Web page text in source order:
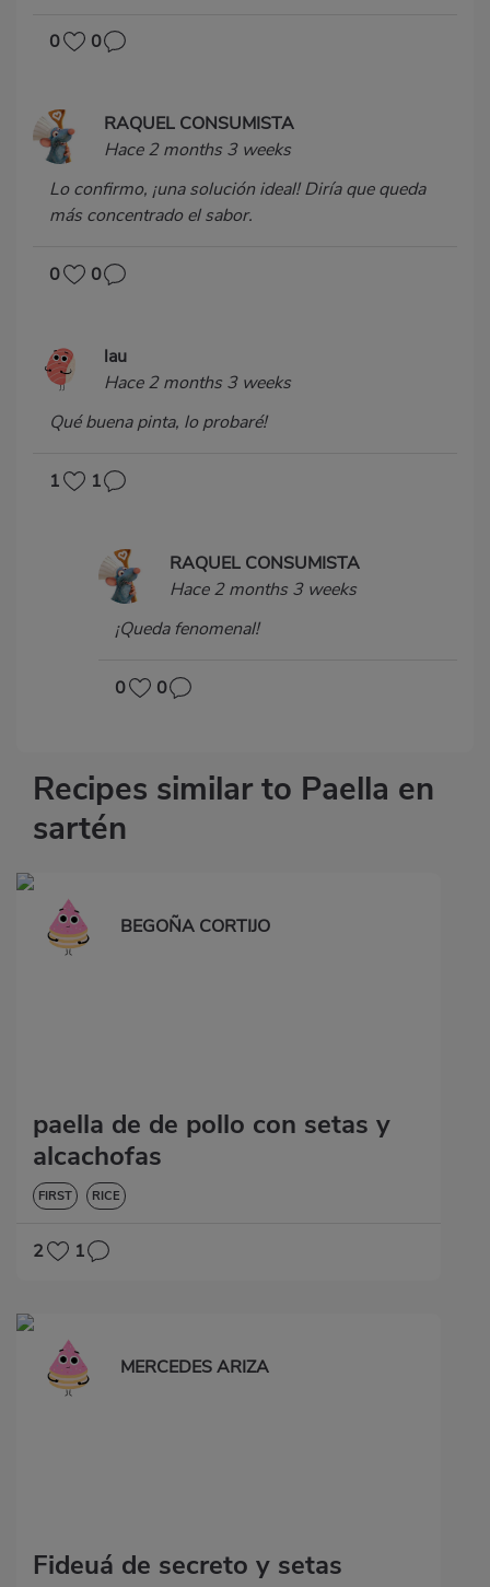
0 0
RAQUEL CONSUMISTA
Hace 2 months 3 weeks
Lo confirmo, ¡una solución ideal! Diría que queda
más concentrado el sabor.
0 0
lau
Hace 2 months 3 weeks
Qué buena pinta, lo probaré!
1 1
RAQUEL CONSUMISTA
Hace 2 months 3 weeks
¡Queda fenomenal!
0 0
Recipes similar to Paella en
sartén
BEGOÑA CORTIJO
paella de de pollo con setas y
alcachofas
FIRST RICE
2 1
MERCEDES ARIZA
Fideuá de secreto y setas